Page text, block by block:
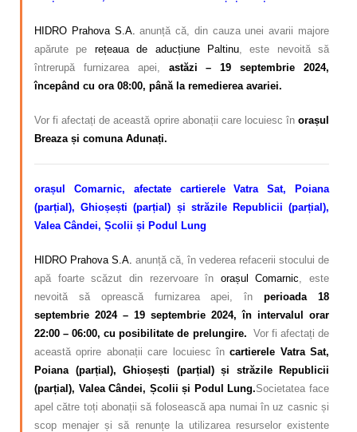
HIDRO Prahova S.A. anunță că, din cauza unei avarii majore
apărute pe rețeaua de aducțiune Paltinu, este nevoită să
întrerupă furnizarea apei, astăzi – 19 septembrie 2024,
începând cu ora 08:00, până la remedierea avariei.
Vor fi afectați de această oprire abonații care locuiesc înorașul
Breaza și comuna Adunați.
orașul Comarnic, afectate cartierele Vatra Sat, Poiana
(parțial), Ghioșești (parțial) și străzile Republicii (parțial),
Valea Cândei, Școlii și Podul Lung
HIDRO Prahova S.A. anunță că, în vederea refacerii stocului de
apă foarte scăzut din rezervoare în orașul Comarnic, este
nevoită să oprească furnizarea apei, înperioada 18
septembrie 2024 – 19 septembrie 2024, în intervalul orar
22:00 – 06:00, cu posibilitate de prelungire. Vor fi afectați de
această oprire abonații care locuiesc încartierele Vatra Sat,
Poiana (parțial), Ghioșești (parțial) și străzile Republicii
(parțial), Valea Cândei, Școlii și Podul Lung.Societatea face
apel către toți abonații să folosească apa numai în uz casnic și
scop menajer și să renunțe la utilizarea resurselor existente